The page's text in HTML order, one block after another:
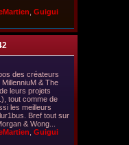
Guigui
des créateurs
& The
leurs projets
tout comme de
les meilleurs
Bref tout sur
& Wong...
Guigui